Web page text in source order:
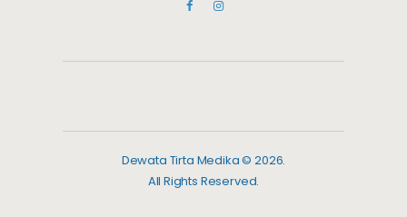
Dewata Tirta Medika © 2026.
All Rights Reserved.